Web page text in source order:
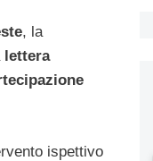
, la
lettera
ispettivo